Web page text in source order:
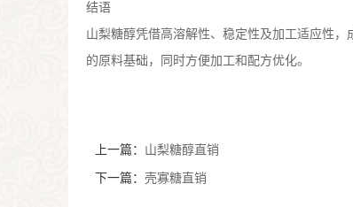
结语
山梨糖醇凭借高溶解性、稳定性及加工适应性
的原料基础，同时方便加工和配方优化。
上一篇： 山梨糖醇直销
下一篇： 壳寡糖直销